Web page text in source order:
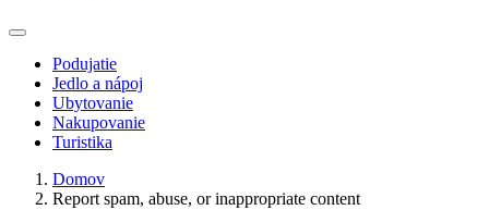
Prepnúť
navigáciuPodujatie
Jedlo a nápoj
Ubytovanie
Nakupovanie
Turistika
Domov
Report spam, abuse, or inappropriate content